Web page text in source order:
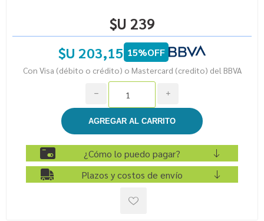
$U 239
$U 203,15 15%OFF
Con Visa (débito o crédito) o Mastercard (credito) del BBVA
i
h
¿Cómo lo puedo pagar?
Plazos y costos de envío